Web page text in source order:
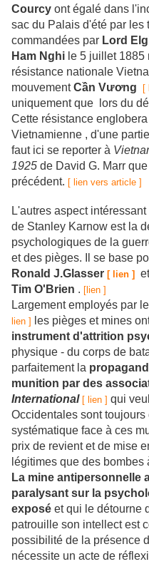
Courcy ont égalé dans
sac du Palais d'été par les
commandées par Lord
Ham Nghi le 5 juillet 1885
résistance nationale
mouvementCần Vương [
uniquement que lors du
Cette résistance
Vietnamienne , d'une
faut ici se reporter à
1925 de David G. Marr
précédent. [ lien vers article ]
L'autres aspect
de Stanley Karnow est la
psychologiques de la
et des pièges. Il se base
Ronald J.Glasser [ lien ]
Tim O'Brien . [lien ]
Largement employés par
lien ]
les pièges et mines
instrument d'attrition
physique - du corps de
parfaitement la
munition par des
International [ lien ] qui
Occidentales sont
systématique face à ces
prix de revient et de mise
légitimes que des bombes
La mine antipersonnelle
paralysant sur la
exposé et qui le détourne
patrouille son intellect est
possibilité de la présence
nécessite un acte de